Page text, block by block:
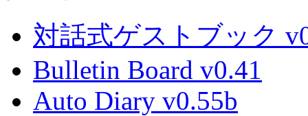
対話式ゲストブック
Bulletin Board v0.41
Auto Diary v0.55b